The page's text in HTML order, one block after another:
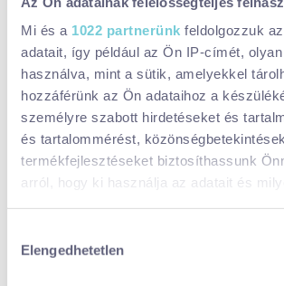
Mi és a 1022 partnerünk feldolgozzuk
adatait, így például az Ön IP-címét,
használva, mint a sütik, amelyekkel
hozzáférünk az Ön adataihoz a
személyre szabott hirdetéseket és
és tartalommérést,
termékfejlesztéseket biztosíthassunk
arról, hogy ki használja az adatait és
Információgyűjtés az Ön földrajzi
kiválasztása
Elengedhetetlen
🔹 Saját laptop – A gyakorlati feladatokhoz
🔹 Google-fiók – Olyan hozzáféréssel, amely
jogosultsággal rendelkezik a vállalkozás
Manager, Search Console és Ads fiókjaiban.
rendelkezésedre, jelezd a szervezőknek
Miért érdemes részt venni?
✔️ Megtanulod a Google eszközök beállítását
összekapcsolását, hogy hatékonyabb
✔️ Gyakorlati útmutatót kapsz a Google